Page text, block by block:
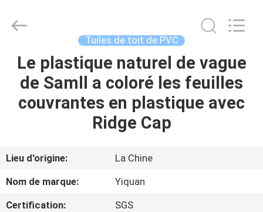
MAISON
PRODUITS
PROPOS
DE
NOUS
Yiquan
Plastic
Tuiles de toit de PVC
Le plastique naturel de vague
de Samll a coloré les feuilles
couvrantes en plastique avec
Ridge Cap
Lieu d'origine:
La Chine
Nom de marque:
Yiquan
Certification:
SGS